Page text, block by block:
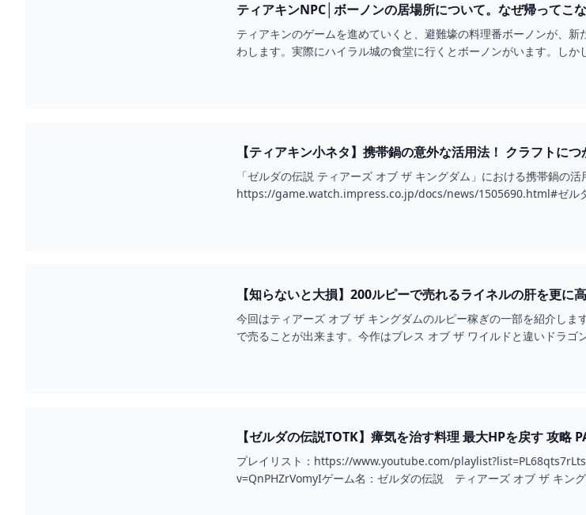
ティアキンのゲームを進めていくと、避難壕の料理番ボーノンが、
わします。実際にハイラル城の食堂に行くとボーノンがいます。し
【ティアキン小ネタ】携帯鍋の意外な活用法！ クラフトに
「ゼルダの伝説 ティアーズ オブ ザ キングダム」における携帯鍋の活
https://game.watch.impress.co.jp/docs/news/1505690.html#ゼル
【知らないと大損】200ルピーで売れるライネルの肝を更
YOUTUBE
今回はティアーズ オブ ザ キングダムのルピー稼ぎの一部を紹介し
で売ることが出来ます。今作はブレス オブ ザ ワイルドと違いドラ
【ゼルダの伝説TOTK】瘴気を治す料理 最大HPを戻す 攻略 PART92 #ティアキン
YOUTUBE
プレイリスト：https://www.youtube.com/
v=QnPHZrVomyIゲーム名：ゼルダの伝説 ティアーズ オブ ザ キン